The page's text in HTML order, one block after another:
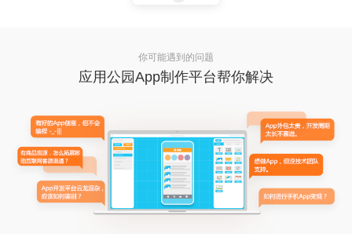
你可能遇到的问题
应用公园App制作平台帮你解决